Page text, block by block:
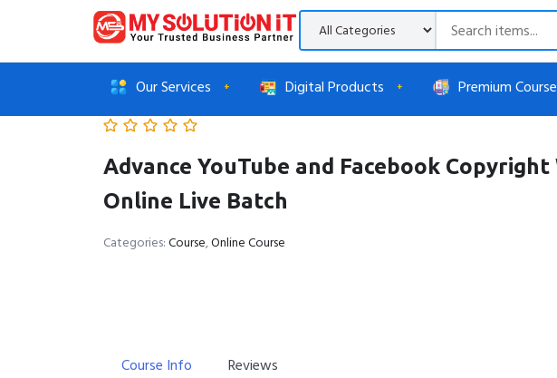
Our Services Digital Products Premium Course
Advance YouTube and Facebook
Online Live Batch
Categories:Course,Online Course
Course Info Reviews